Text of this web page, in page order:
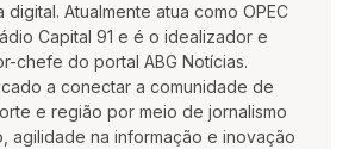
digital. Atualmente atua como OPEC
Capital 91 e é o idealizador e
chefe do portal ABG Notícias.
a conectar a comunidade de
e região por meio de jornalismo
agilidade na informação e inovação